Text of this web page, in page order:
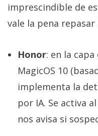
imprescindible de
vale la pena repasar
Honor: en la
MagicOS 10
implementa la
por IA. Se activa
nos avisa si